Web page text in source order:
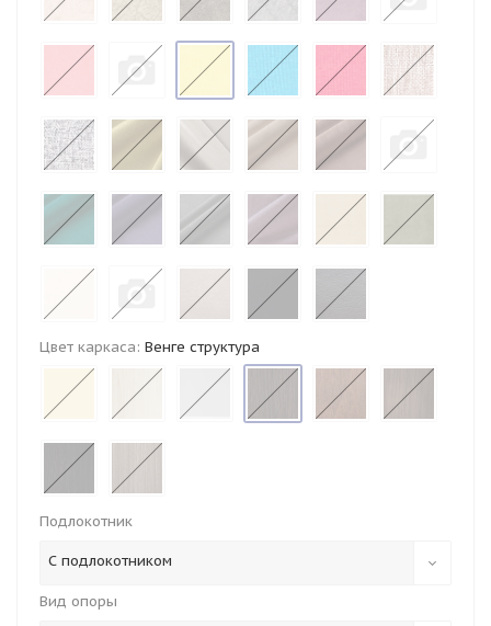
Цвет каркаса: Венге структура
Подлокотник
С подлокотником
Вид опоры